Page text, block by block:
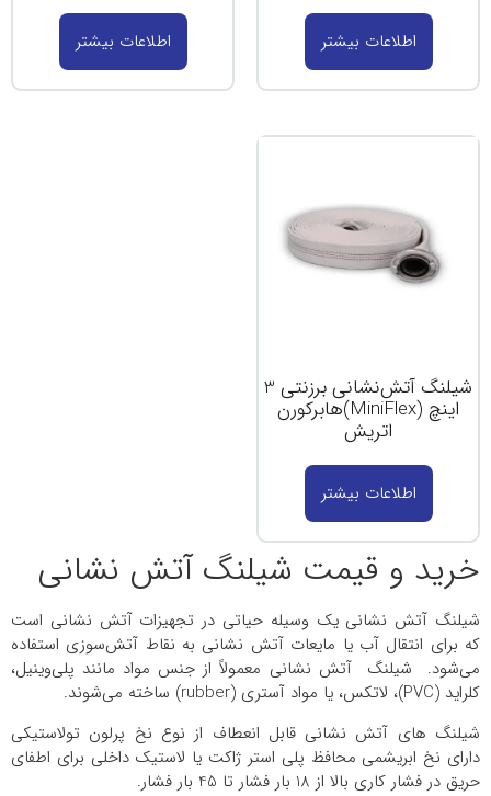
اطلاعات بیشتر اطلاعات بیشتر
شیلنگ آتش‌نشانی برزنتی 3
اینچ (MiniFlex)هابرکورن
اتریش
اطلاعات بیشتر
خرید و قیمت شیلنگ آتش نشانی
شیلنگ آتش نشانی یک وسیله حیاتی در تجهیزات آتش نشانی است
که برای انتقال آب یا مایعات آتش نشانی به نقاط آتش‌سوزی استفاده
می‌شود. شیلنگ‌ آتش نشانی معمولاً از جنس مواد مانند پلی‌وینیل،
کلراید (PVC)، لاتکس، یا مواد آستری (rubber) ساخته می‌شوند.
شیلنگ های آتش نشانی قابل انعطاف از نوع نخ پرلون تولاستیکی
دارای نخ ابریشمی محافظ پلی استر ژاکت یا لاستیک داخلی برای اطفای
حریق در فشار کاری بالا از 18 بار فشار تا 45 بار فشار.